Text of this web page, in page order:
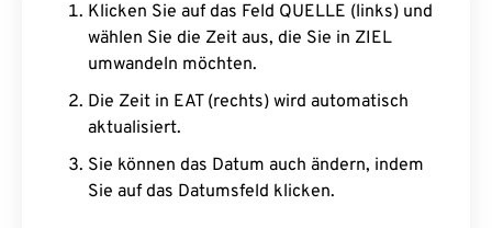
Klicken Sie auf das Feld QUELLE (links) und
wählen Sie die Zeit aus, die Sie in ZIEL
umwandeln möchten.
Die Zeit in EAT (rechts) wird automatisch
aktualisiert.
Sie können das Datum auch ändern, indem
Sie auf das Datumsfeld klicken.